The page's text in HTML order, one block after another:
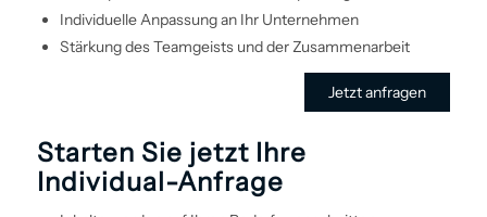
Individuelle Anpassung an Ihr Unternehmen
Stärkung des Teamgeists und der Zusammenarbeit
Jetzt anfragen
Starten Sie jetzt Ihre
Individual-Anfrage